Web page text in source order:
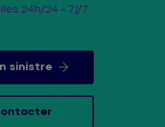
24h/24 - 7j/7
sinistre